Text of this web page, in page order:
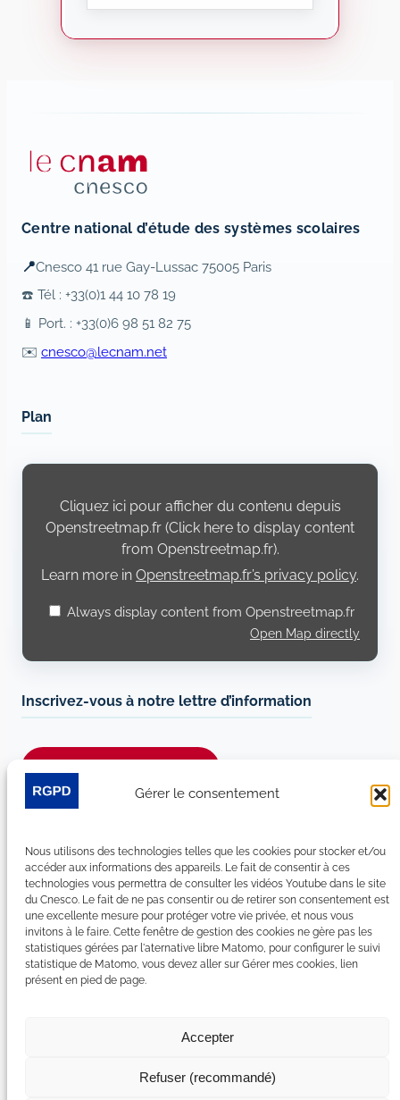
Gérer le consentement
Nous utilisons des technologies telles que les cookies pour stocker et/ou
accéder aux informations des appareils. Le fait de consentir à ces
technologies vous permettra de consulter les vidéos Youtube dans le site
du Cnesco. Le fait de ne pas consentir ou de retirer son consentement est
une excellente mesure pour protéger votre vie privée, et nous vous
invitons à le faire. Cette fenêtre de gestion des cookies ne gère pas les
statistiques gérées par l'aternative libre Matomo, pour configurer le suivi
statistique de Matomo, vous devez aller sur Gérer mes cookies, lien
présent en pied de page.
Accepter
Refuser (recommandé)
Centre national d’étude des systèmes scolaires
📍Cnesco 41 rue Gay-Lussac 75005 Paris
☎️ Tél : +33(0)1 44 10 78 19
📱 Port. : +33(0)6 98 51 82 75
✉️ cnesco@lecnam.net
Plan
Display
Openstreetmap.fr
Cliquez ici pour afficher du contenu depuis
Openstreetmap.fr (Click here to display content
from Openstreetmap.fr).
Learn more in Openstreetmap.fr’s privacy policy.
Always display content from Openstreetmap.fr
Open Map directly
Inscrivez-vous à notre lettre d’information
LinkedIn
YouTube
Facebook
Bluesky
Plan du site
Mentions légales
Gérer mes cookies